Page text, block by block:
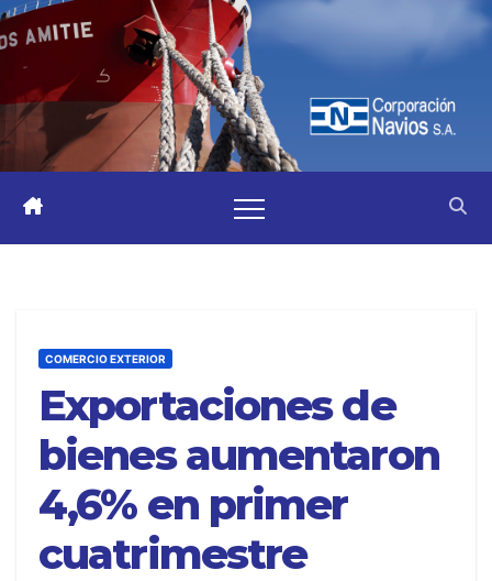
COMERCIO EXTERIOR
Exportaciones de
bienes aumentaron
4,6% en primer
cuatrimestre